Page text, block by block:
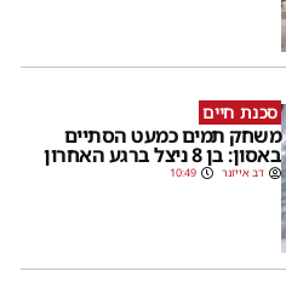
סכנת חיים
משחק תמים כמעט הסתיים
באסון: בן 8 ניצל ברגע האחרון
דב אייזנר 10:49